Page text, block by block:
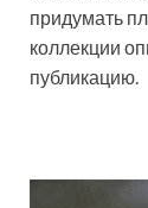
придумать
коллекции
публикацию.